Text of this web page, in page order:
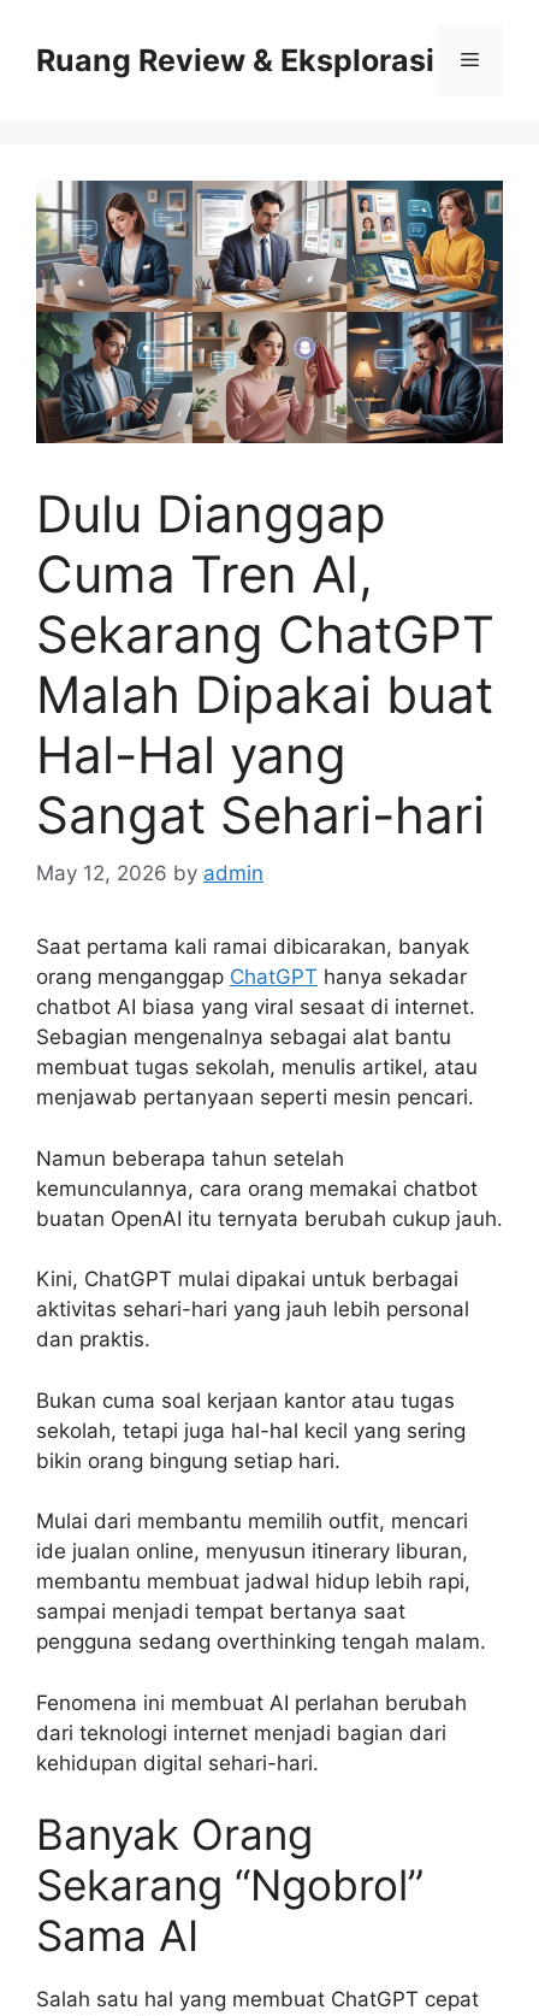
contentRuang Review & Eksplorasi Menu
Dulu Dianggap
Cuma Tren AI,
Sekarang ChatGPT
Malah Dipakai buat
Hal-Hal yang
Sangat Sehari-hari
May 12, 2026 by admin
Saat pertama kali ramai dibicarakan, banyak
orang menganggap ChatGPT hanya sekadar
chatbot AI biasa yang viral sesaat di internet.
Sebagian mengenalnya sebagai alat bantu
membuat tugas sekolah, menulis artikel, atau
menjawab pertanyaan seperti mesin pencari.
Namun beberapa tahun setelah
kemunculannya, cara orang memakai chatbot
buatan OpenAI itu ternyata berubah cukup jauh.
Kini, ChatGPT mulai dipakai untuk berbagai
aktivitas sehari-hari yang jauh lebih personal
dan praktis.
Bukan cuma soal kerjaan kantor atau tugas
sekolah, tetapi juga hal-hal kecil yang sering
bikin orang bingung setiap hari.
Mulai dari membantu memilih outfit, mencari
ide jualan online, menyusun itinerary liburan,
membantu membuat jadwal hidup lebih rapi,
sampai menjadi tempat bertanya saat
pengguna sedang overthinking tengah malam.
Fenomena ini membuat AI perlahan berubah
dari teknologi internet menjadi bagian dari
kehidupan digital sehari-hari.
Banyak Orang
Sekarang “Ngobrol”
Sama AI
Salah satu hal yang membuat ChatGPT cepat